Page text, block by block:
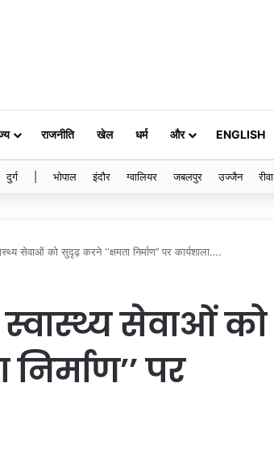
राजनीति खेल धर्म और ENGLISH
दुर्ग भोपाल इंदौर ग्वालियर जबलपुर उज्जैन रीवा
सेवाओं को सुदृढ़ करने ‘‘क्षमता निर्माण’’ पर कार्यशाला….
स्वास्थ्य सेवाओं को
पर